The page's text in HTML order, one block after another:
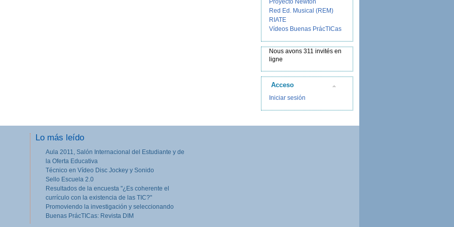
Proyecto Newton
Red Ed. Musical (REM)
RIATE
Vídeos Buenas PrácTICas
Nous avons 311 invités en
ligne
Acceso
Iniciar sesión
Lo más leído
Aula 2011, Salón Internacional del Estudiante y de
la Oferta Educativa
Técnico en Vídeo Disc Jockey y Sonido
Sello Escuela 2.0
Resultados de la encuesta "¿Es coherente el
currículo con la existencia de las TIC?"
Promoviendo la investigación y seleccionando
Buenas PrácTICas: Revista DIM